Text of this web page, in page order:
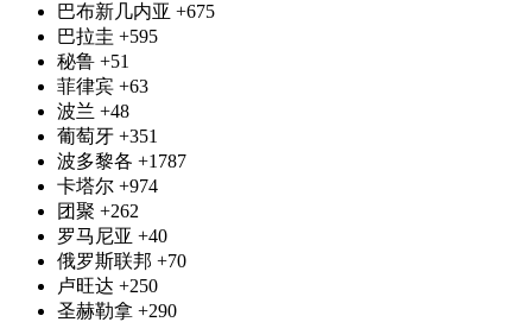
巴布新几内亚 +675
巴拉圭 +595
秘鲁 +51
菲律宾 +63
波兰 +48
葡萄牙 +351
波多黎各 +1787
卡塔尔 +974
团聚 +262
罗马尼亚 +40
俄罗斯联邦 +70
卢旺达 +250
圣赫勒拿 +290